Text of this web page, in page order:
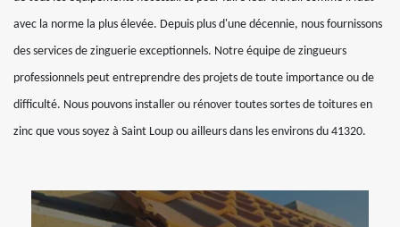
avec la norme la plus élevée. Depuis plus d'une décennie, nous fournissons
des services de zinguerie exceptionnels. Notre équipe de zingueurs
professionnels peut entreprendre des projets de toute importance ou de
difficulté. Nous pouvons installer ou rénover toutes sortes de toitures en
zinc que vous soyez à Saint Loup ou ailleurs dans les environs du 41320.